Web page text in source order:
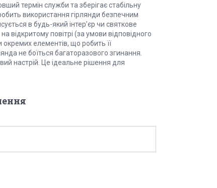
термін служби та зберігає стабільну
використання гірлянди безпечним
в будь-який інтер’єр чи святкове
відкритому повітрі (за умови відповідного
елементів, що робить її
не боїться багаторазового згинання.
настрій. Це ідеальне рішення для